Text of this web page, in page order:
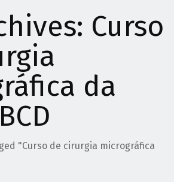
Curso
da
"Curso de cirurgia micrográfica